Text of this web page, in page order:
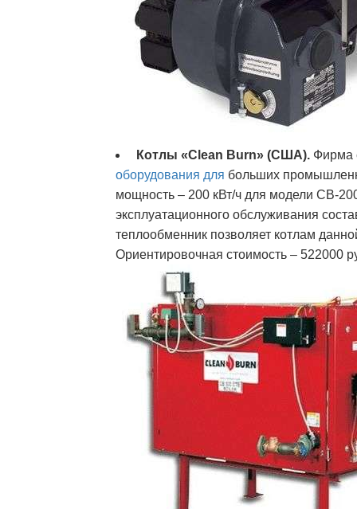
Котлы «Clean Burn» (США). Фирма
оборудования для больших
мощность – 200 кВт/ч для модели СВ-
эксплуатационного обслуживания
теплообменник позволяет котлам
Ориентировочная стоимость – 522000